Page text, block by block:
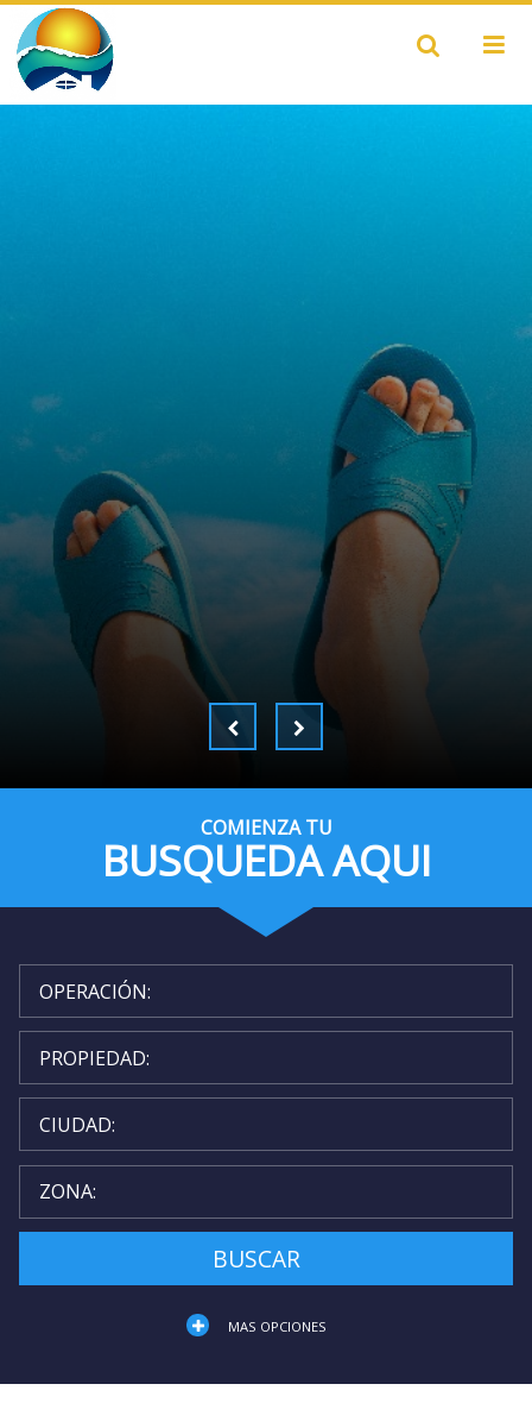
COMIENZA TU
BUSQUEDA AQUI
BUSCAR
MAS OPCIONES